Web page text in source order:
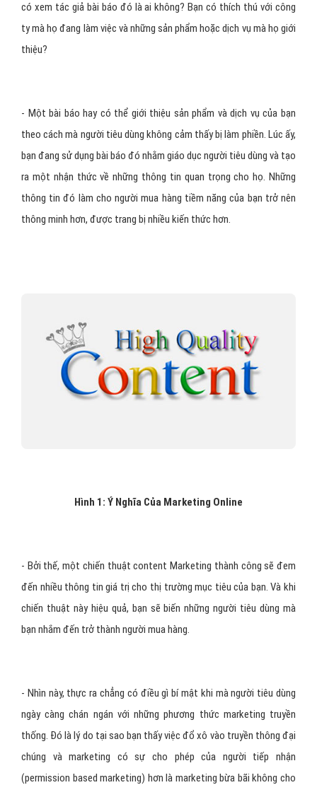
có xem tác giả bài báo đó là ai không? Bạn có thích thú với công
ty mà họ đang làm việc và những sản phẩm hoặc dịch vụ mà họ giới
thiệu?
- Một bài báo hay có thể giới thiệu sản phẩm và dịch vụ của bạn
theo cách mà người tiêu dùng không cảm thấy bị làm phiền. Lúc ấy,
bạn đang sử dụng bài báo đó nhằm giáo dục người tiêu dùng và tạo
ra một nhận thức về những thông tin quan trọng cho họ. Những
thông tin đó làm cho người mua hàng tiềm năng của bạn trở nên
thông minh hơn, được trang bị nhiều kiến thức hơn.
Hình 1: Ý Nghĩa Của Marketing Online
- Bởi thế, một chiến thuật content Marketing thành công sẽ đem
đến nhiều thông tin giá trị cho thị trường mục tiêu của bạn. Và khi
chiến thuật này hiệu quả, bạn sẽ biến những người tiêu dùng mà
bạn nhắm đến trở thành người mua hàng.
- Nhìn này, thực ra chẳng có điều gì bí mật khi mà người tiêu dùng
ngày càng chán ngán với những phương thức marketing truyền
thống. Đó là lý do tại sao bạn thấy việc đổ xô vào truyền thông đại
chúng và marketing có sự cho phép của người tiếp nhận
(permission based marketing) hơn là marketing bừa bãi không cho